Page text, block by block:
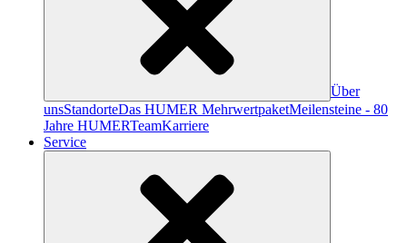
Über
unsStandorteDas HUMER MehrwertpaketMeilensteine - 80
Jahre HUMERTeamKarriere
Service